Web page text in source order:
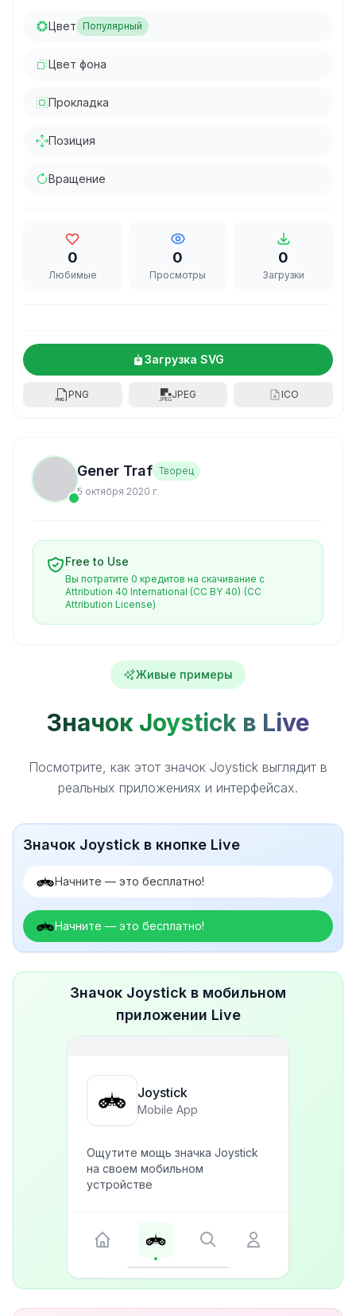
Цвет Популярный
Цвет фона
Прокладка
Позиция
Вращение
0
Любимые
0
Просмотры
0
Загрузки
Загрузка SVG
PNG JPEG ICO
Gener Traf Творец
5 октября 2020 г.
Free to Use
Вы потратите 0 кредитов на скачивание с
Attribution 40 International (CC BY 40) (CC
Attribution License)
Живые примеры
Значок Joystick в Live
Посмотрите, как этот значок Joystick выглядит в
реальных приложениях и интерфейсах.
Значок Joystick в кнопке Live
Начните — это бесплатно!
Начните — это бесплатно!
Значок Joystick в мобильном
приложении Live
Joystick
Mobile App
Ощутите мощь значка Joystick
на своем мобильном
устройстве